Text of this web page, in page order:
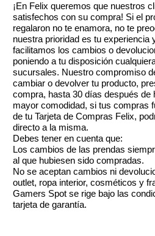
¡En Felix queremos que nuestros
satisfechos con su compra! Si el
regalaron no te enamora, no te
nuestra prioridad es tu experiencia
facilitamos los cambios o
poniendo a tu disposición
sucursales. Nuestro compromiso
cambiar o devolver tu producto,
compra, hasta 30 días después de
mayor comodidad, si tus compras
de tu Tarjeta de Compras Felix,
directo a la misma.
Debes tener en cuenta que:
Los cambios de las prendas
al que hubiesen sido compradas.
No se aceptan cambios ni
outlet, ropa interior, cosméticos y
Gamers Spot se rige bajo las
tarjeta de garantía.